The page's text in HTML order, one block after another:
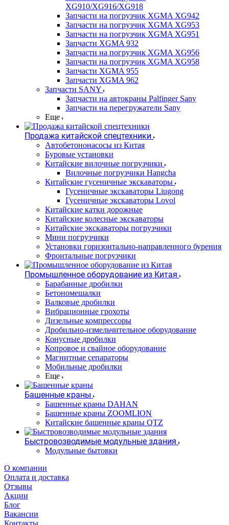
XG910/XG916/XG918
Запчасти на погрузчик XGMA XG942
Запчасти на погрузчик XGMA XG953
Запчасти на погрузчик XGMA XG951
Запчасти XGMA 932
Запчасти на погрузчик XGMA XG956
Запчасти на погрузчик XGMA XG958
Запчасти XGMA 955
Запчасти XGMA 962
Запчасти SANY
Запчасти на автокраны Palfinger Sany
Запчасти на перегружатели Sany
Еще
Продажа китайской спецтехники
Автобетононасосы из Китая
Буровые установки
Китайские вилочные погрузчики
Вилочные погрузчики Hangcha
Китайские гусеничные экскаваторы
Гусеничные экскаваторы Liugong
Гусеничные экскаваторы Lovol
Китайские катки дорожные
Китайские колесные экскаваторы
Китайские экскаваторы погрузчики
Мини погрузчики
Установки горизонтально-направленного бурения
Фронтальные погрузчики
Промышленное оборудование из Китая
Барабанные дробилки
Бетономешалки
Валковые дробилки
Вибрационные грохоты
Дизельные компрессоры
Дробильно-измельчительное оборудование
Конусные дробилки
Копровое и свайное оборудование
Магнитные сепараторы
Мобильные дробилки
Еще
Башенные краны
Башенные краны DAHAN
Башенные краны ZOOMLION
Китайские башенные краны QTZ
Быстровозводимые модульные здания
Модульные бытовки
О компании
Оплата и доставка
Отзывы
Акции
Блог
Вакансии
Контакты